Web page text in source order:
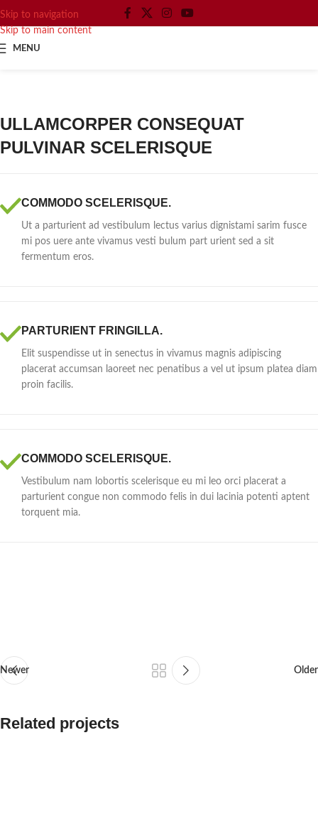
Skip to navigation
Skip to main content
MENU
ULLAMCORPER CONSEQUAT
PULVINAR SCELERISQUE
COMMODO SCELERISQUE.
Ut a parturient ad vestibulum lectus varius dignistami sarim fusce
mi pos uere ante vivamus vesti bulum part urient sed a sit
fermentum eros.
PARTURIENT FRINGILLA.
Elit suspendisse ut in senectus in vivamus magnis adipiscing
placerat accumsan laoreet nec penatibus a vel ut ipsum platea diam
proin facilis.
COMMODO SCELERISQUE.
Vestibulum nam lobortis scelerisque eu mi leo orci placerat a
parturient congue non commodo felis in dui lacinia potenti aptent
torquent mia.
Newer Older
Related projects